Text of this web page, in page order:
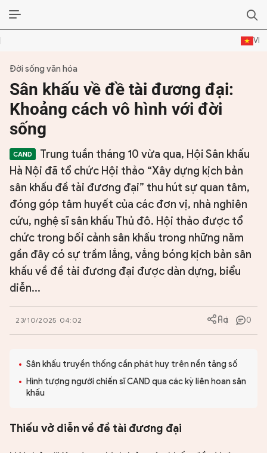
VI
ĐỜI SỐNG VĂN HÓA
TƯ LIỆU VĂN HÓA
LÝ LUẬN
THƠ
TRUYỀN THỐNG
TRUYỆN
DIỄN ĐÀN
CHUYÊN TRANG
Đời sống văn hóa
Sân khấu về đề tài đương đại:
Khoảng cách vô hình với đời
sống
Trung tuần tháng 10 vừa qua, Hội Sân khấu
Hà Nội đã tổ chức Hội thảo “Xây dựng kịch bản
sân khấu đề tài đương đại” thu hút sự quan tâm,
đóng góp tâm huyết của các đơn vị, nhà nghiên
cứu, nghệ sĩ sân khấu Thủ đô. Hội thảo được tổ
chức trong bối cảnh sân khấu trong những năm
gần đây có sự trầm lắng, vắng bóng kịch bản sân
khấu về đề tài đương đại được dàn dựng, biểu
diễn...
23/10/2025 04:02 0
Sân khấu truyền thống cần phát huy trên nền tảng số
Hình tượng người chiến sĩ CAND qua các kỳ liên hoan sân
khấu
Thiếu vở diễn về đề tài đương đại